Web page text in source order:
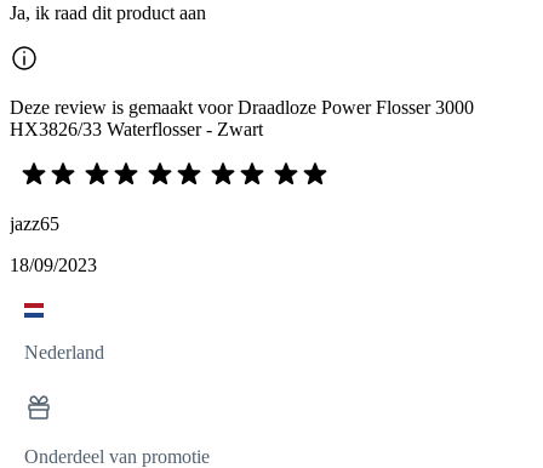
Ja, ik raad dit product aan
Deze review is gemaakt voor Draadloze Power Flosser 3000
HX3826/33 Waterflosser - Zwart
jazz65
18/09/2023
Nederland
Onderdeel van promotie